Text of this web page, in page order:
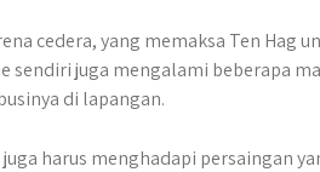
cedera, yang memaksa Ten Hag
sendiri juga mengalami beberapa
di lapangan.
harus menghadapi persaingan